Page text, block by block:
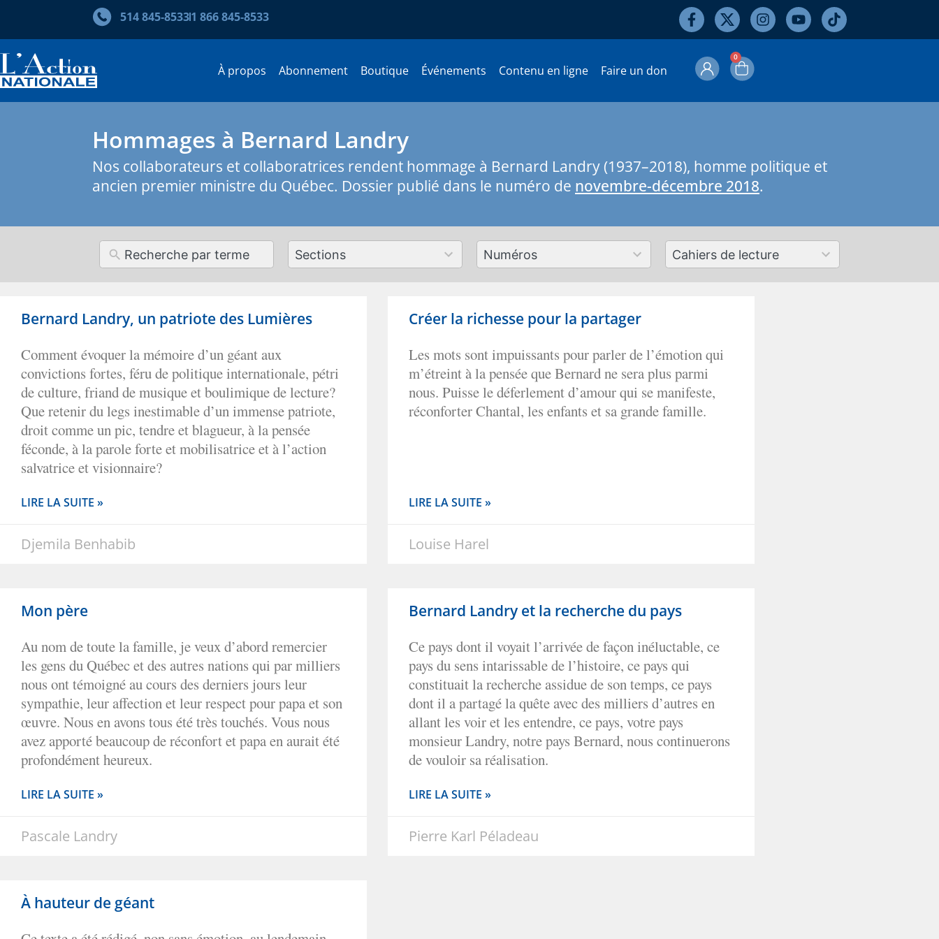
514 845‑85331 866 845‑8533
À propos Abonnement Boutique Événements Contenu en ligne Faire un don
0
Hommages à Bernard Landry
Nos collaborateurs et collaboratrices rendent hommage à Bernard Landry (1937–2018), homme politique et
ancien premier ministre du Québec. Dossier publié dans le numéro de novembre-décembre 2018.
12
results
179
results
50
results
Bernard Landry, un patriote des Lumières
Comment évoquer la mémoire d’un géant aux
convictions fortes, féru de politique internationale, pétri
de culture, friand de musique et boulimique de lecture?
Que retenir du legs inestimable d’un immense patriote,
droit comme un pic, tendre et blagueur, à la pensée
féconde, à la parole forte et mobilisatrice et à l’action
salvatrice et visionnaire?
LIRE LA SUITE »
Djemila Benhabib
Créer la richesse pour la partager
Les mots sont impuissants pour parler de l’émotion qui
m’étreint à la pensée que Bernard ne sera plus parmi
nous. Puisse le déferlement d’amour qui se manifeste,
réconforter Chantal, les enfants et sa grande famille.
LIRE LA SUITE »
Louise Harel
Mon père
Au nom de toute la famille, je veux d’abord remercier
les gens du Québec et des autres nations qui par milliers
nous ont témoigné au cours des derniers jours leur
sympathie, leur affection et leur respect pour papa et son
œuvre. Nous en avons tous été très touchés. Vous nous
avez apporté beaucoup de réconfort et papa en aurait été
profondément heureux.
LIRE LA SUITE »
Pascale Landry
Bernard Landry et la recherche du pays
Ce pays dont il voyait l’arrivée de façon inéluctable, ce
pays du sens intarissable de l’histoire, ce pays qui
constituait la recherche assidue de son temps, ce pays
dont il a partagé la quête avec des milliers d’autres en
allant les voir et les entendre, ce pays, votre pays
monsieur Landry, notre pays Bernard, nous continuerons
de vouloir sa réalisation.
LIRE LA SUITE »
Pierre Karl Péladeau
À hauteur de géant